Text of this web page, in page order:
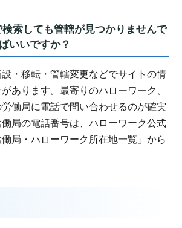
索しても管轄が見つかりませんで
いいですか？
・移転・管轄変更などでサイトの情
あります。最寄りのハローワーク、
働局に電話で問い合わせるのが確実
局の電話番号は、ハローワーク公式
局・ハローワーク所在地一覧」から